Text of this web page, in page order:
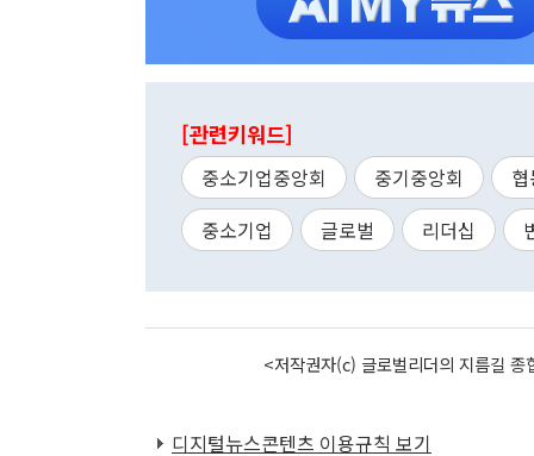
[관련키워드]
중소기업중앙회 중기중앙회
중소기업
글로벌 리더십
<저작권자(c) 글로벌리더의 지름길
디지털뉴스콘텐츠 이용규칙 보기